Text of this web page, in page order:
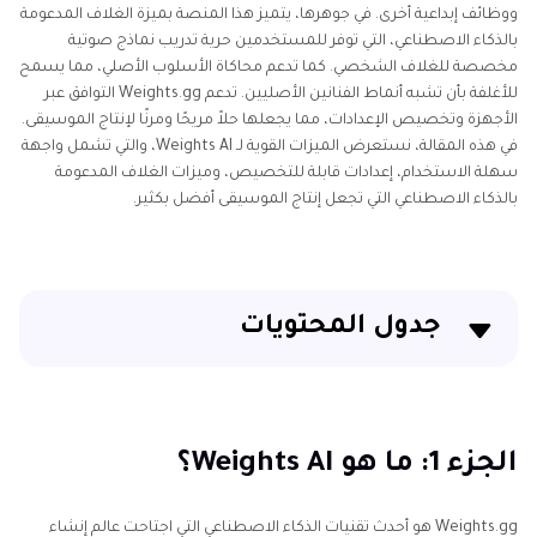
ووظائف إبداعية أخرى. في جوهرها، يتميز هذا المنصة بميزة الغلاف المدعومة
بالذكاء الاصطناعي، التي توفر للمستخدمين حرية تدريب نماذج صوتية
مخصصة للغلاف الشخصي. كما تدعم محاكاة الأسلوب الأصلي، مما يسمح
للأغلفة بأن تشبه أنماط الفنانين الأصليين. تدعم Weights.gg التوافق عبر
الأجهزة وتخصيص الإعدادات، مما يجعلها حلاً مريحًا ومرنًا لإنتاج الموسيقى.
في هذه المقالة، نستعرض الميزات القوية لـ Weights AI، والتي تشمل واجهة
سهلة الاستخدام، إعدادات قابلة للتخصيص، وميزات الغلاف المدعومة
بالذكاء الاصطناعي التي تجعل إنتاج الموسيقى أفضل بكثير.
جدول المحتويات
الجزء 2: أفضل 5 بدائل لـ Weights.gg لأغلفة الصوت
المدعومة بالذكاء الاصطناعي
الجزء 1: ما هو Weights AI؟
Weights.gg هو أحدث تقنيات الذكاء الاصطناعي التي اجتاحت عالم إنشاء